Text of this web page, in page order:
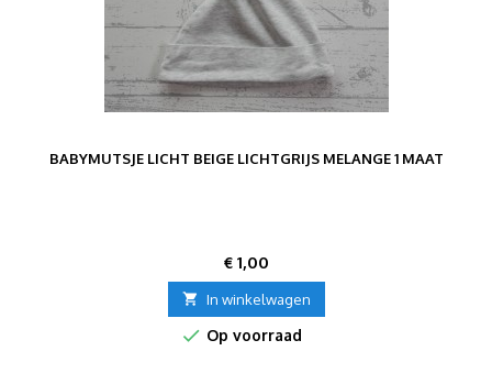
BABYMUTSJE LICHT BEIGE LICHTGRIJS MELANGE 1 MAAT
Prijs
€ 1,00
 In winkelwagen
 Op voorraad